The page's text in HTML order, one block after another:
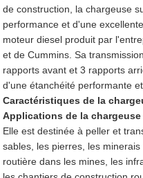
de construction, la chargeuse
performance et d'une
moteur diesel produit par
et de Cummins. Sa
rapports avant et 3 rapports
d'une étanchéité performante et
Caractéristiques de la
Applications de la
Elle est destinée à peller et
sables, les pierres, les
routière dans les mines, les